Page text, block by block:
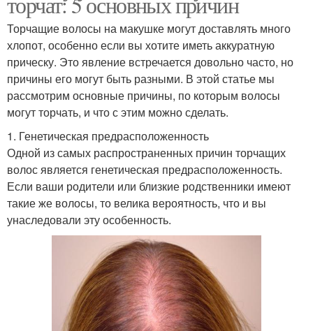
Торчащие волосы на макушке могут доставлять много
хлопот, особенно если вы хотите иметь аккуратную
прическу. Это явление встречается довольно часто, но
причины его могут быть разными. В этой статье мы
рассмотрим основные причины, по которым волосы
могут торчать, и что с этим можно сделать.
1. Генетическая предрасположенность
Одной из самых распространенных причин торчащих
волос является генетическая предрасположенность.
Если ваши родители или близкие родственники имеют
такие же волосы, то велика вероятность, что и вы
унаследовали эту особенность.